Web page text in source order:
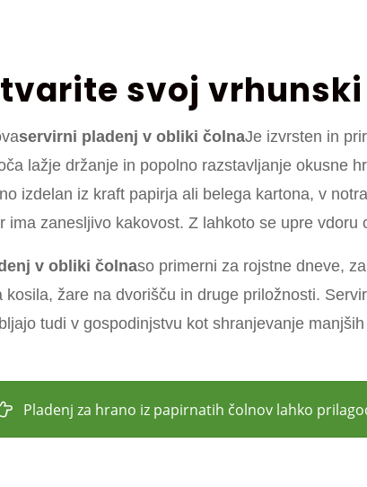
svoj
servirni pladenj v obliki čolnaJe izvrsten in
lažje držanje in popolno razstavljanje okusne
izdelan iz kraft papirja ali belega kartona, v
ima zanesljivo kakovost. Z lahkoto se upre
v obliki čolnaso primerni za rojstne dneve,
kosila, žare na dvorišču in druge priložnosti.
tudi v gospodinjstvu kot shranjevanje
Pladenj za hrano iz papirnatih čolnov lahko